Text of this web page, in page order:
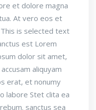
et dolore magna
At vero eos et
This is selected text
est Lorem
dolor sit amet,
aliquyam
erat, et nonumy
labore Stet clita ea
sanctus sea